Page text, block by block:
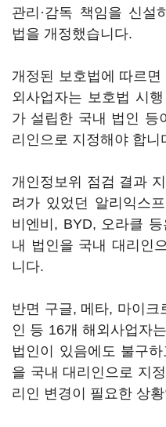
관리·감독 책임을 신설
법을 개정했습니다.
개정된 보호법에 따르
외사업자는 보호법 시
가 설립한 국내 법인 등
리인으로 지정해야 합니
개인정보위 점검 결과
려가 있었던 알리익스
비엔비, BYD, 오라클
내 법인을 국내 대리인
니다.
반면 구글, 메타, 마이크
인 등 16개 해외사업자
법인이 있음에도 불구
을 국내 대리인으로 지
리인 변경이 필요한 상